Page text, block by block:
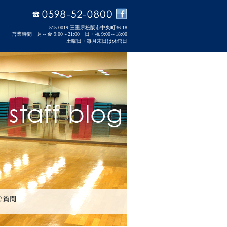
515-0019 三重県松阪市中央町36-18
営業時間 月～金 9:00～21:00 日・祝 9:00～18:00
土曜日・毎月末日は休館日